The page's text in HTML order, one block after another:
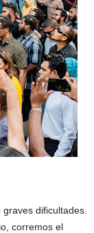
dificultades.
corremos el